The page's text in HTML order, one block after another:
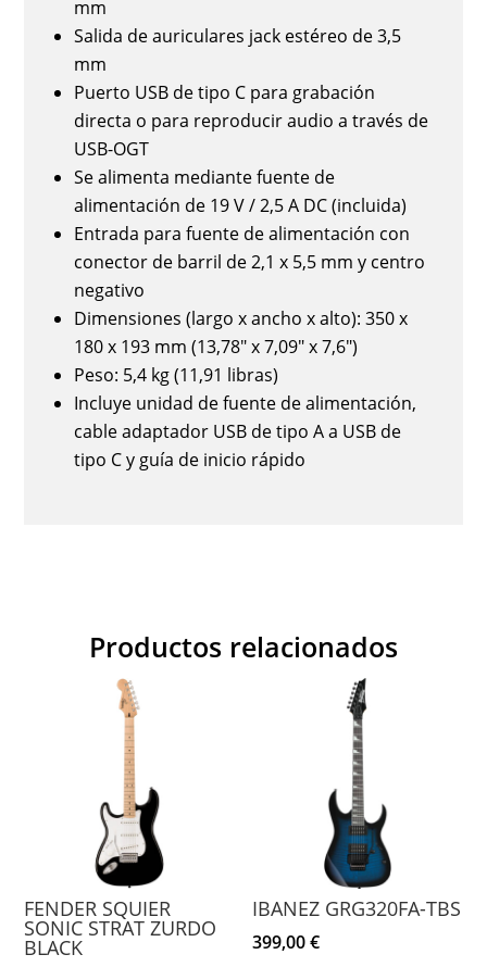
mm
Salida de auriculares jack estéreo de 3,5
mm
Puerto USB de tipo C para grabación
directa o para reproducir audio a través de
USB-OGT
Se alimenta mediante fuente de
alimentación de 19 V / 2,5 A DC (incluida)
Entrada para fuente de alimentación con
conector de barril de 2,1 x 5,5 mm y centro
negativo
Dimensiones (largo x ancho x alto): 350 x
180 x 193 mm (13,78" x 7,09" x 7,6")
Peso: 5,4 kg (11,91 libras)
Incluye unidad de fuente de alimentación,
cable adaptador USB de tipo A a USB de
tipo C y guía de inicio rápido
Productos relacionados
FENDER SQUIER
SONIC STRAT ZURDO
BLACK
IBANEZ GRG320FA-TBS
399,00€